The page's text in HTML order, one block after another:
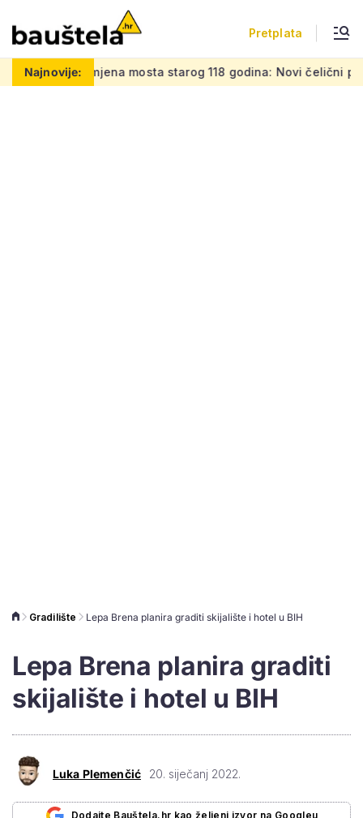
Pretplata
Najnovije:
mosta starog 118 godina: Novi čelični poluluk lebdi nad
Gradilište Lepa Brena planira graditi skijalište i hotel u BIH
Lepa Brena planira graditi
skijalište i hotel u BIH
Luka Plemenčić 20. siječanj 2022.
Dodajte Bauštela.hr kao željeni izvor na Googleu